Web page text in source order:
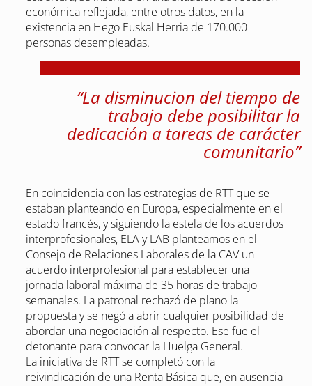
económica reflejada, entre otros datos, en la
existencia en Hego Euskal Herria de 170.000
personas desempleadas.
“La disminucion del tiempo de
trabajo debe posibilitar la
dedicación a tareas de carácter
comunitario”
En coincidencia con las estrategias de RTT que se
estaban planteando en Europa, especialmente en el
estado francés, y siguiendo la estela de los acuerdos
interprofesionales, ELA y LAB planteamos en el
Consejo de Relaciones Laborales de la CAV un
acuerdo interprofesional para establecer una
jornada laboral máxima de 35 horas de trabajo
semanales. La patronal rechazó de plano la
propuesta y se negó a abrir cualquier posibilidad de
abordar una negociación al respecto. Ese fue el
detonante para convocar la Huelga General.
La iniciativa de RTT se completó con la
reivindicación de una Renta Básica que, en ausencia